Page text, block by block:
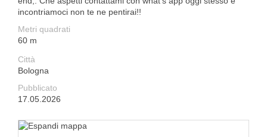
incontriamoci non te ne pentirai!!
Metri quadrati
60 m
Città
Bologna
Pubblicato
17.05.2026